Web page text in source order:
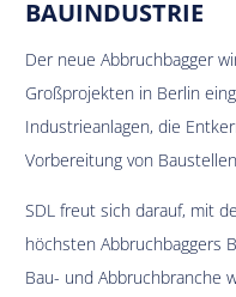
AUINDUSTRIE
Der neue Abbruchbagger
Großprojekten in Berlin
Industrieanlagen, die
Vorbereitung von
SDL freut sich darauf, mit
höchsten Abbruchbaggers
Bau- und Abbruchbranche